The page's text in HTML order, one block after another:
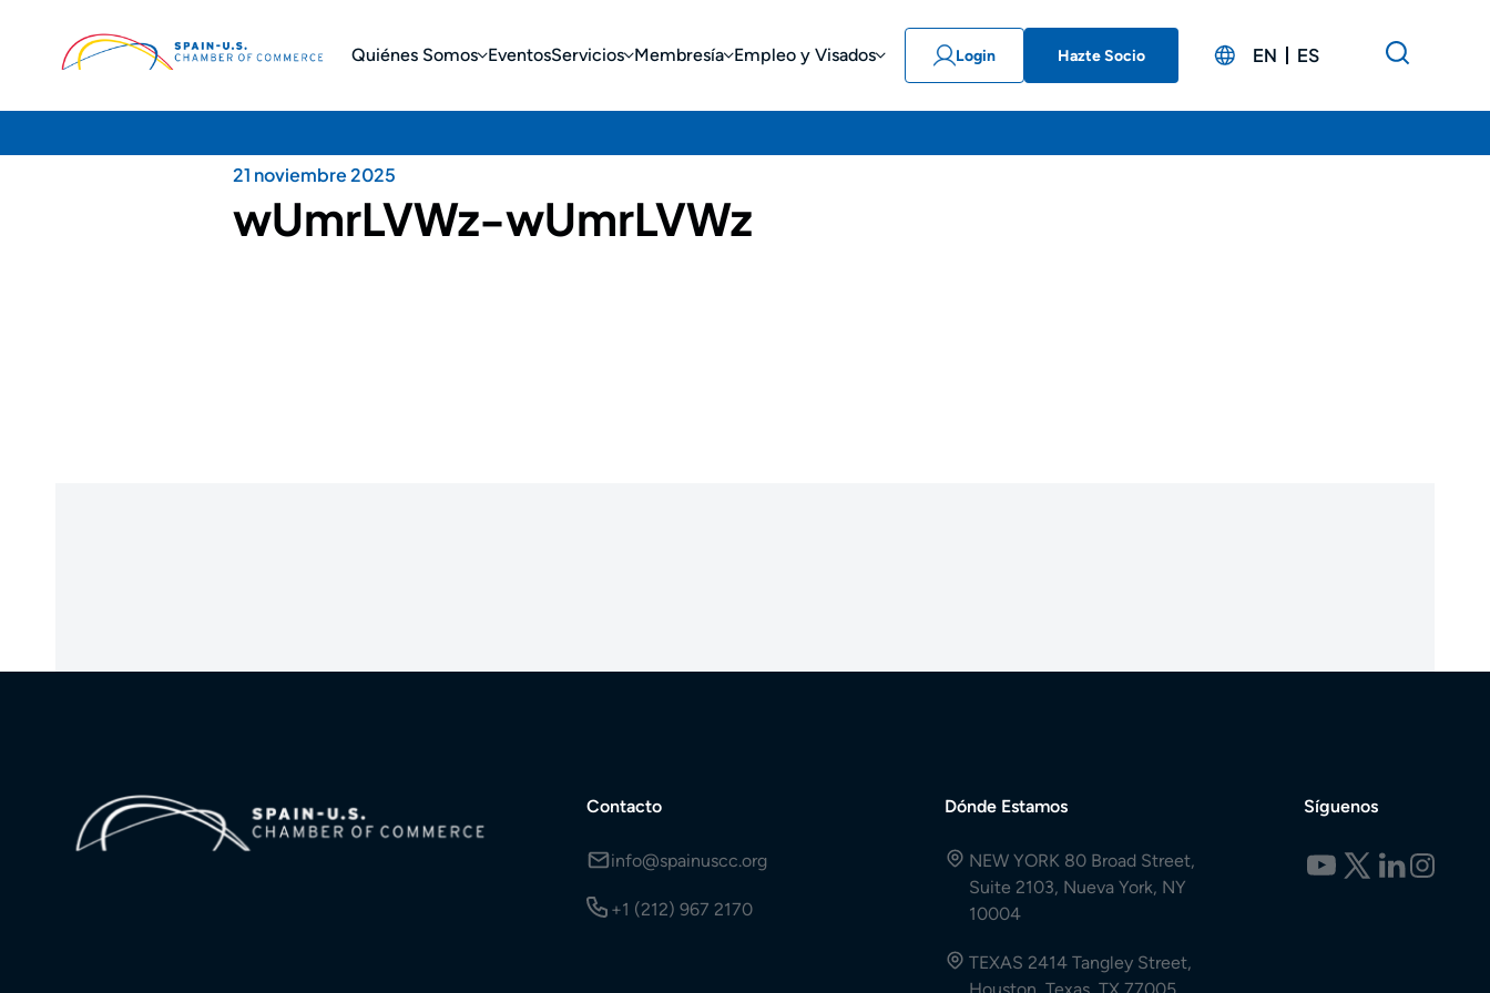
Quiénes Somos EventosServicios Membresía Empleo y Visados Login Hazte Socio EN ES
21 noviembre 2025
wUmrLVWz-wUmrLVWz
Contacto
info@spainuscc.org
+1 (212) 967 2170
Dónde Estamos
NEW YORK 80 Broad Street,
Suite 2103, Nueva York, NY
10004
TEXAS 2414 Tangley Street,
Síguenos